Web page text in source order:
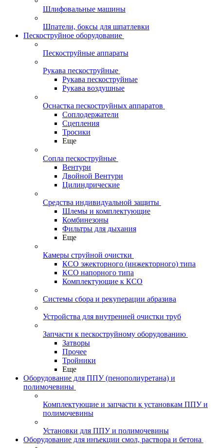
Шлифовальные машины
Шпатели, боксы для шпатлевки
Пескоструйное оборудование
Пескоструйные аппараты
Рукава пескоструйные
Рукава пескоструйные
Рукава воздушные
Оснастка пескоструйных аппаратов
Соплодержатели
Сцепления
Тросики
Еще
Сопла пескоструйные
Вентури
Двойной Вентури
Цилиндрические
Средства индивидуальной защиты
Шлемы и комплектующие
Комбинезоны
Фильтры для дыхания
Еще
Камеры струйной очистки
КСО эжекторного (инжекторного) типа
КСО напорного типа
Комплектующие к КСО
Системы сбора и рекуперации абразива
Устройства для внутренней очистки труб
Запчасти к пескоструйному оборудованию
Затворы
Прочее
Тройники
Еще
Оборудование для ППУ (пенополиуретана) и
полимочевины
Комплектующие и запчасти к установкам ППУ и
полимочевины
Установки для ППУ и полимочевины
Оборудование для инъекции смол, раствора и бетона